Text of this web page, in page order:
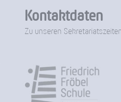
Kontaktdaten
Zu unseren